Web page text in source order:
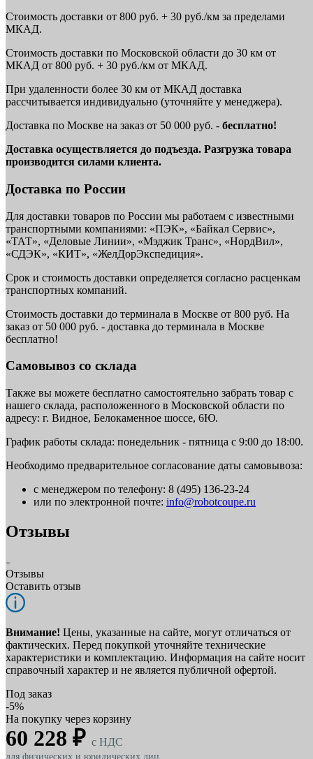
Стоимость доставки от 800 руб. + 30 руб./км за пределами
МКАД.
Стоимость доставки по Московской области до 30 км от
МКАД от 800 руб. + 30 руб./км от МКАД.
При удаленности более 30 км от МКАД доставка
рассчитывается индивидуально (уточняйте у менеджера).
Доставка по Москве на заказ от 50 000 руб. - бесплатно!
Доставка осуществляется до подъезда. Разгрузка товара
производится силами клиента.
Доставка по России
Для доставки товаров по России мы работаем с известными
транспортными компаниями: «ПЭК», «Байкал Сервис»,
«ТАТ», «Деловые Линии», «Мэджик Транс», «НордВил»,
«СДЭК», «КИТ», «ЖелДорЭкспедиция».
Срок и стоимость доставки определяется согласно расценкам
транспортных компаний.
Стоимость доставки до терминала в Москве от 800 руб. На
заказ от 50 000 руб. - доставка до терминала в Москве
бесплатно!
Самовывоз со склада
Также вы можете бесплатно самостоятельно забрать товар с
нашего склада, расположенного в Московской области по
адресу: г. Видное, Белокаменное шоссе, 6Ю.
График работы склада: понедельник - пятница с 9:00 до 18:00.
Необходимо предварительное согласование даты самовывоза:
с менеджером по телефону: 8 (495) 136-23-24
или по электронной почте: info@robotcoupe.ru
Отзывы
Отзывы
Оставить отзыв
Внимание! Цены, указанные на сайте, могут отличаться от
фактических. Перед покупкой уточняйте технические
характеристики и комплектацию. Информация на сайте носит
справочный характер и не является публичной офертой.
Под заказ
-5%
На покупку через корзину
60 228 ₽ c НДС
для физических и юридических лиц